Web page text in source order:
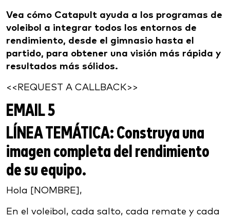
Vea cómo Catapult ayuda a los programas de
voleibol a integrar todos los entornos de
rendimiento, desde el gimnasio hasta el
partido, para obtener una visión más rápida y
resultados más sólidos.
<<REQUEST A CALLBACK>>
EMAIL 5
LÍNEA TEMÁTICA: Construya una
imagen completa del rendimiento
de su equipo.
Hola [NOMBRE],
En el voleibol, cada salto, cada remate y cada